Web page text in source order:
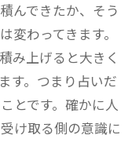
んできたか、そう
変わってきます。
み上げると大きく
す。つまり占いだ
とです。確かに人
け取る側の意識に